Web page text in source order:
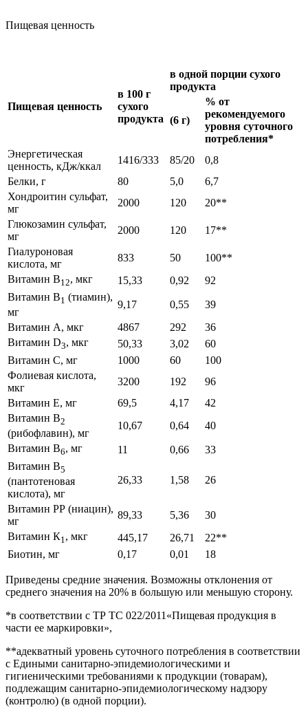
Пищевая ценность
Пищевая ценность
в 100 г
сухого
продукта
в одной порции сухого
продукта
(6 г)
% от
рекомендуемого
уровня суточного
потребления*
Энергетическая
ценность, кДж/ккал
1416/333 85/20
0,8
Белки, г
80 5,0
6,7
Хондроитин сульфат,
мг
2000 120
20**
Глюкозамин сульфат,
мг
2000 120
17**
Гиалуроновая
кислота, мг
833 50
100**
Витамин В12, мкг 15,33 0,92
92
Витамин В1 (тиамин),
мг
9,17 0,55
39
Витамин А, мкг
4867 292
36
Витамин D3, мкг 50,33 3,02
60
Витамин С, мг
1000 60
100
Фолиевая кислота,
мкг
3200 192
96
Витамин Е, мг
69,5 4,17
42
Витамин В2
(рибофлавин), мг
10,67 0,64
40
Витамин В6, мг 11 0,66
33
Витамин В5
(пантотеновая
кислота), мг
26,33 1,58 26
Витамин РР (ниацин),
мг
89,33 5,36
30
Витамин К1, мкг 445,17 26,71
22**
Биотин, мг
0,17 0,01 18
Приведены средние значения. Возможны отклонения от
среднего значения на 20% в большую или меньшую сторону.
*в соответствии с ТР ТС 022/2011«Пищевая продукция в
части ее маркировки»,
**адекватный уровень суточного потребления в соответствии
с Едиными санитарно-эпидемиологическими и
гигиеническими требованиями к продукции (товарам),
подлежащим санитарно-эпидемиологическому надзору
(контролю) (в одной порции).